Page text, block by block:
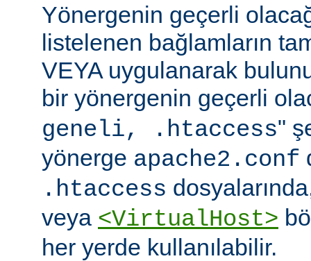
Yönergenin geçerli
listelenen bağlamların
VEYA uygulanarak
bir yönergenin geçerli
geneli, .htaccess"
yönerge apache2.conf
.htaccess
veya <VirtualHost>
her yerde kullanılabilir.